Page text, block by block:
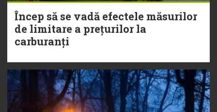
Încep să se vadă efectele măsurilor
de limitare a prețurilor la
carburanți